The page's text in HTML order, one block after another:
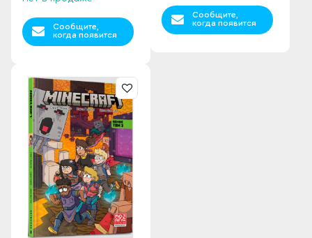
Сообщите,
когда появится
Сообщите,
когда появится